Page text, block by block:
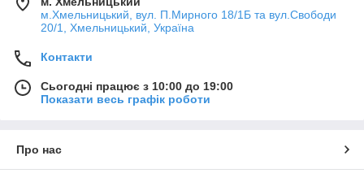
м.Хмельницький, вул. П.Мирного 18/1Б та вул.Свободи
20/1, Хмельницький, Україна
Контакти
Сьогодні працює з 10:00 до 19:00
Показати весь графік роботи
Про нас